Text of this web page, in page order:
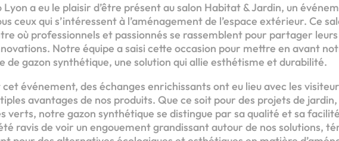
Lyon a eu le plaisir d’être présent au salon Habitat & Jardin, un
ceux qui s’intéressent à l’aménagement de l’espace extérieur. Ce
où professionnels et passionnés se rassemblent pour partager
Notre équipe a saisi cette occasion pour mettre en avant
de gazon synthétique, une solution qui allie esthétisme et durabilité.
événement, des échanges enrichissants ont eu lieu avec les
avantages de nos produits. Que ce soit pour des projets de
verts, notre gazon synthétique se distingue par sa qualité et sa
ravis de voir un engouement grandissant autour de nos solutions,